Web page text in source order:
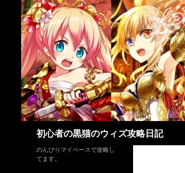
初心者の黒猫のウィズ攻略日記
のんびりマイペースで攻略し
てます。